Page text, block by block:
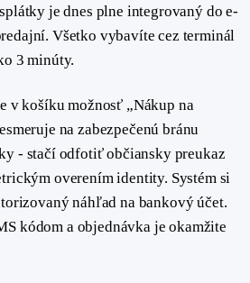
je dnes plne integrovaný do e-
Všetko vybavíte cez terminál
3 minúty.
v košíku možnosť „Nákup na
na zabezpečenú bránu
- stačí odfotiť občiansky preukaz
overením identity. Systém si
náhľad na bankový účet.
kódom a objednávka je okamžite